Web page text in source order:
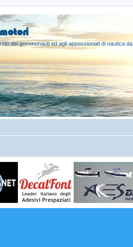
dei gommonauti ed agli appassionati di nautica da